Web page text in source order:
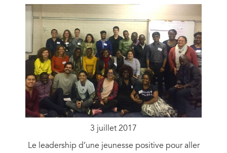
3 juillet 2017
Le leadership d’une jeunesse positive pour aller